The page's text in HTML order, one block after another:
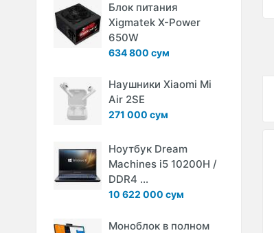
Блок питания
Xigmatek X-Power
650W
634 800 сум
Наушники Xiaomi Mi
Air 2SE
271 000 сум
Ноутбук Dream
Machines i5 10200H /
DDR4 ...
10 622 000 сум
Моноблок в полном